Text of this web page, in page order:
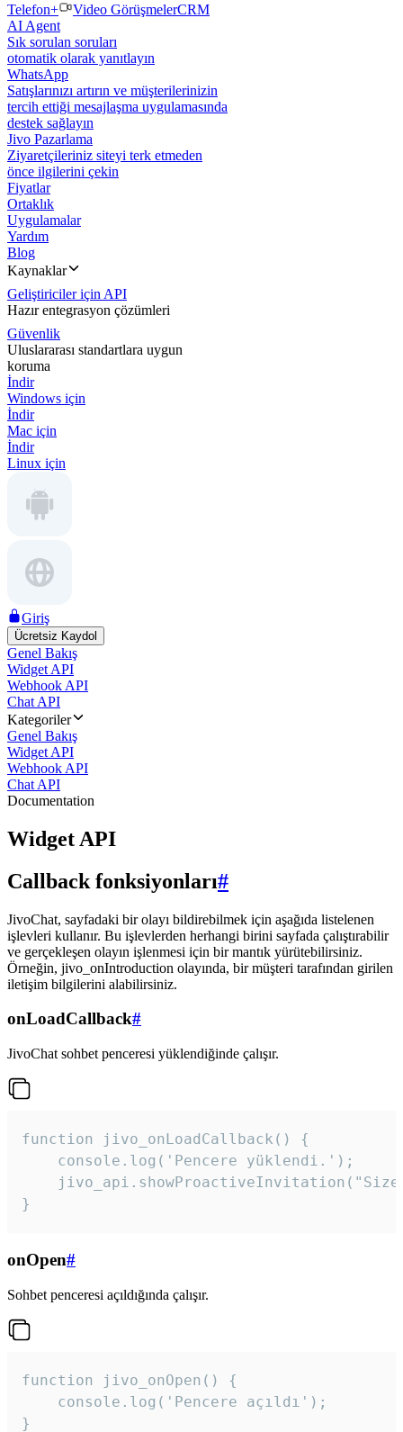
Telefon+
Video GörüşmelerCRM
AI Agent
Sık sorulan soruları
otomatik olarak yanıtlayın
WhatsApp
Satışlarınızı artırın ve müşterilerinizin
tercih ettiği mesajlaşma uygulamasında
destek sağlayın
Jivo Pazarlama
Ziyaretçileriniz siteyi terk etmeden
önce ilgilerini çekin
Fiyatlar
Ortaklık
Uygulamalar
Yardım
Blog
Kaynaklar
Geliştiriciler için API
Hazır entegrasyon çözümleri
Güvenlik
Uluslararası standartlara uygun
koruma
İndir
Windows için
İndir
Mac için
İndir
Linux için
Giriş
Ücretsiz Kaydol
Genel Bakış
Widget API
Webhook API
Chat API
Kategoriler
Genel Bakış
Widget API
Webhook API
Chat API
Documentation
Widget API
Callback fonksiyonları#
JivoChat, sayfadaki bir olayı bildirebilmek için aşağıda listelenen
işlevleri kullanır. Bu işlevlerden herhangi birini sayfada çalıştırabilir
ve gerçekleşen olayın işlenmesi için bir mantık yürütebilirsiniz.
Örneğin, jivo_onIntroduction olayında, bir müşteri tarafından girilen
iletişim bilgilerini alabilirsiniz.
onLoadCallback#
JivoChat sohbet penceresi yüklendiğinde çalışır.
function jivo_onLoadCallback() {
    console.log('Pencere yüklendi.');
}
onOpen#
Sohbet penceresi açıldığında çalışır.
function jivo_onOpen() {
    console.log('Pencere açıldı');
}